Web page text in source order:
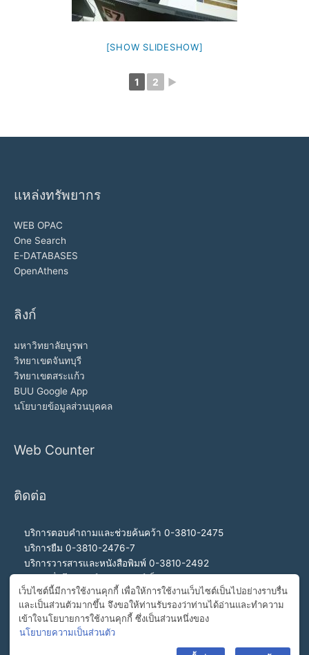
[SHOW SLIDESHOW]
1 2 ►
แหล่งทรัพยากร
WEB OPAC
One Search
E-DATABASES
OpenAthens
ลิงก์
มหาวิทยาลัยบูรพา
วิทยาเขตจันทบุรี
วิทยาเขตสระแก้ว
BUU Google App
นโยบายข้อมูลส่วนบุคคล
Web Counter
ติดต่อ
บริการตอบคำถามและช่วยค้นคว้า 0-3810-2475
บริการยืม 0-3810-2476-7
บริการวารสารและหนังสือพิมพ์ 0-3810-2492
สำนักงานผู้อำนวยการ 0-3810-2460, 0-3810-2465
สายด่วนผู้อำนวยการ 092-989-2993
อีเมล buulibrary@buu.ac.th
เว็บไซต์นี้มีการใช้งานคุกกี้ เพื่อให้การใช้งานเว็บไซต์เป็นไปอย่างราบรื่น
และเป็นส่วนตัวมากขึ้น จึงขอให้ท่านรับรองว่าท่านได้อ่านและทำความ
เข้าใจนโยบายการใช้งานคุกกี้ ซึ่งเป็นส่วนหนึ่งของ
นโยบายความเป็นส่วนตัว